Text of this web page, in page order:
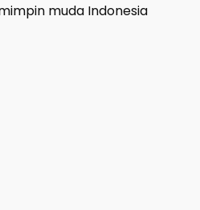
muda Indonesia